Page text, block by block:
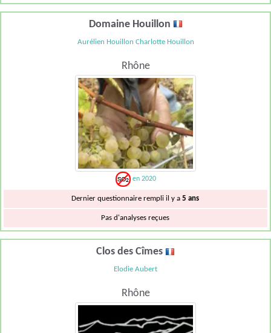
Domaine Houillon
Aurélien Houillon Charlotte Houillon
Rhône
en 2020
Dernier questionnaire rempli il y a5 ans
Pas d'analyses reçues
Clos des Cîmes
Elodie Aubert
Rhône